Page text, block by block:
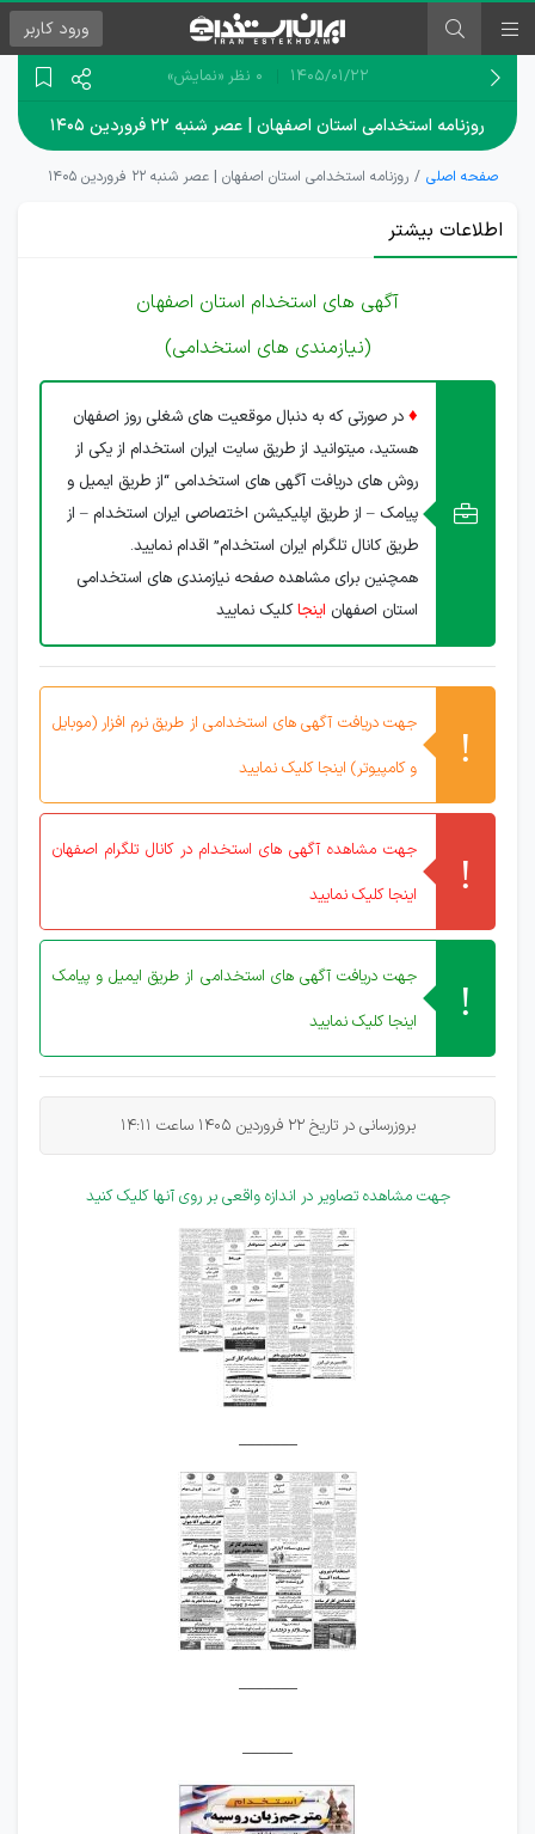
ورود کاربر
۱۴۰۵/۰۱/۲۲ 0 نظر «نمایش»
روزنامه استخدامی استان اصفهان | عصر شنبه ۲۲ فروردین ۱۴۰۵
صفحه اصلی روزنامه استخدامی استان اصفهان | عصر شنبه ۲۲ فروردین ۱۴۰۵
اطلاعات بیشتر
آگهی های استخدام استان اصفهان
(نیازمندی های استخدامی)
♦ در صورتی که به دنبال موقعیت های شغلی روز اصفهان
هستید، میتوانید از طریق سایت ایران استخدام از یکی از
روش های دریافت آگهی های استخدامی “از طریق ایمیل و
پیامک – از طریق اپلیکیشن اختصاصی ایران استخدام – از
طریق کانال تلگرام ایران استخدام” اقدام نمایید.
همچنین برای مشاهده صفحه نیازمندی های استخدامی
استان اصفهان اینجاکلیک نمایید
جهت دریافت آگهی های استخدامی از طریق نرم افزار (موبایل
و کامپیوتر) اینجا کلیک نمایید
جهت مشاهده آگهی های استخدام در کانال تلگرام اصفهان
اینجا کلیک نمایید
جهت دریافت آگهی های استخدامی از طریق ایمیل و پیامک
اینجا کلیک نمایید
بروزرسانی در تاریخ 22 فروردین 1405 ساعت 14:11
جهت مشاهده تصاویر در اندازه واقعی بر روی آنها کلیک کنید
_______
_______
______